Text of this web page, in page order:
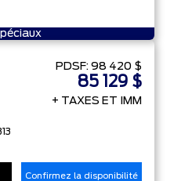
PDSF: 98 420 $
85 129 $
+ TAXES ET IMM
Confirmez la disponibilité